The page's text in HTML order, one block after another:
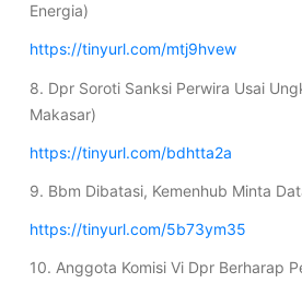
Energia)
https://tinyurl.com/mtj9hvew
8. Dpr Soroti Sanksi Perwira Usai
Makasar)
https://tinyurl.com/bdhtta2a
9. Bbm Dibatasi, Kemenhub Minta
https://tinyurl.com/5b73ym35
10. Anggota Komisi Vi Dpr Berharap